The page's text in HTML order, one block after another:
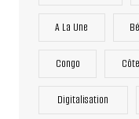
A La Une
Congo
Digitalisation